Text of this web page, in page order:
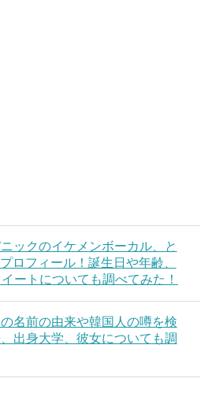
ックのイケメンボーカル、と
ロフィール！誕生日や年齢、
ートについても調べてみた！
名前の由来や韓国人の噂を検
出身大学、彼女についても調